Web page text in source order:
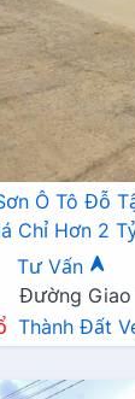
Ô Tô Đỗ
Chỉ Hơn 2
Tư Vấn
Đường Giao
Thành Đất